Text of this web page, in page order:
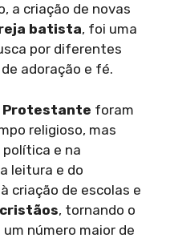
a criação de novas
batista, foi uma
por diferentes
adoração e fé.
Protestante foram
religioso, mas
e na
leitura e do
criação de escolas e
, tornando o
número maior de